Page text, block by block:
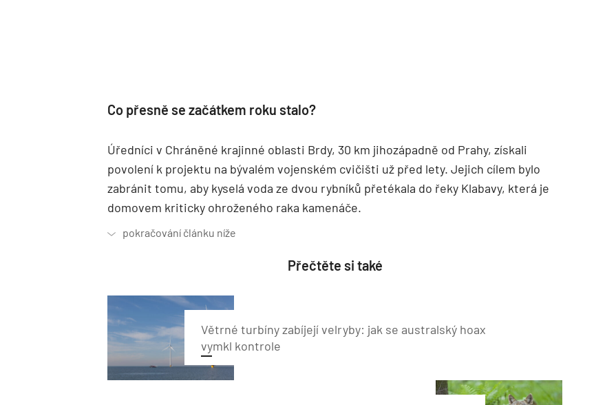
Co přesně se začátkem roku stalo?
Úředníci v Chráněné krajinné oblasti Brdy, 30 km jihozápadně od Prahy, získali
povolení k projektu na bývalém vojenském cvičišti už před lety. Jejich cílem bylo
zabránit tomu, aby kyselá voda ze dvou rybníků přetékala do řeky Klabavy, která je
domovem kriticky ohroženého raka kamenáče.
Přečtěte si také
Větrné turbíny zabíjejí velryby: jak se australský hoax
vymkl kontrole